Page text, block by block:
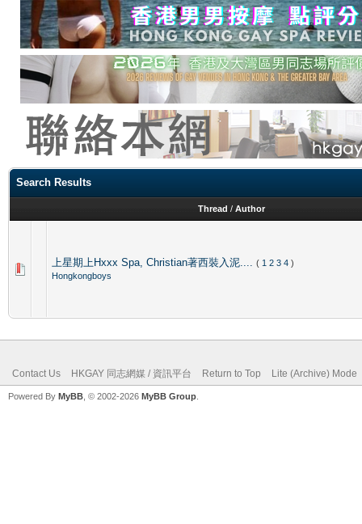
Search Results
Thread / Author
上星期上Hxxx Spa, Christian著西裝入泥.... ( 1 2 3 4 )
Hongkongboys
Contact Us HKGAY 同志網媒 / 資訊平台 Return to Top Lite (Archive) Mode
Powered By MyBB , © 2002-2026 MyBB Group